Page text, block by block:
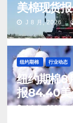
美棉现货
J 8 月, 2026
纽约期棉 行业动态
纽约期棉8
报84.40美
J 8 月, 2026